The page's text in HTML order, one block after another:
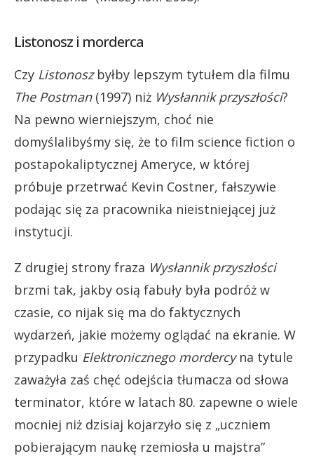
Listonosz i morderca
Czy Listonoszbyłby lepszym tytułem dla filmu
The Postman(1997) niż Wysłannik przyszłości?
Na pewno wierniejszym, choć nie
domyślalibyśmy się, że to film science fiction o
postapokaliptycznej Ameryce, w której
próbuje przetrwać Kevin Costner, fałszywie
podając się za pracownika nieistniejącej już
instytucji.
Z drugiej strony fraza Wysłannik przyszłości
brzmi tak, jakby osią fabuły była podróż w
czasie, co nijak się ma do faktycznych
wydarzeń, jakie możemy oglądać na ekranie. W
przypadku Elektronicznego mordercyna tytule
zaważyła zaś chęć odejścia tłumacza od słowa
terminator, które w latach 80. zapewne o wiele
mocniej niż dzisiaj kojarzyło się z „uczniem
pobierającym naukę rzemiosła u majstra”